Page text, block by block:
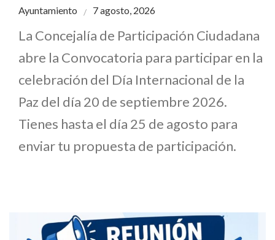
Ayuntamiento 7 agosto, 2026
La Concejalía de Participación Ciudadana
abre la Convocatoria para participar en la
celebración del Día Internacional de la
Paz del día 20 de septiembre 2026.
Tienes hasta el día 25 de agosto para
enviar tu propuesta de participación.